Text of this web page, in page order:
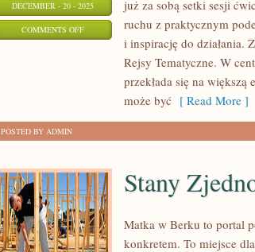
DECEMBER - 20 - 2025
COMMENTS OFFON
już za sobą setki sesji
ruchu z praktycznym
i inspirację do działania.
Rejsy Tematyczne. W
przekłada się na
może być [ Read More ]
POSTED BY ADMIN
Stany
Matka w Berku to portal
konkretem. To miejsce